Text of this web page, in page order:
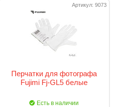
Артикул: 9073
Перчатки для фотографа
Fujimi Fj-GL5 белые
Есть в наличии